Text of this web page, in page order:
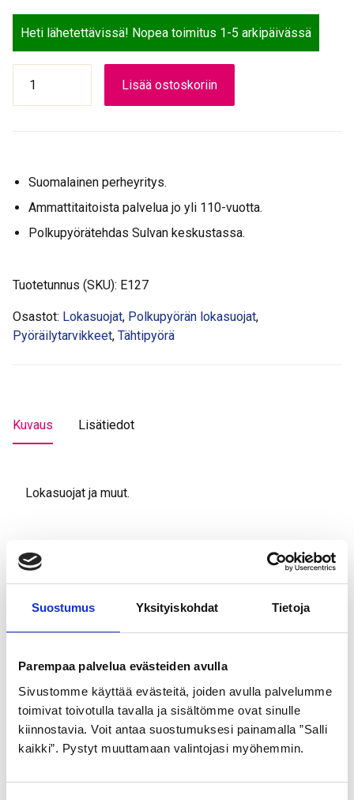
Suostumus Yksityiskohdat Tietoja
Parempaa palvelua evästeiden avulla
Sivustomme käyttää evästeitä, joiden avulla palvelumme
toimivat toivotulla tavalla ja sisältömme ovat sinulle
kiinnostavia. Voit antaa suostumuksesi painamalla ”Salli
kaikki”. Pystyt muuttamaan valintojasi myöhemmin.
Heti lähetettävissä! Nopea toimitus 1-5 arkipäivässä
WAVE
Mud
20-
29"
määrä
Lisää ostoskoriin
Suomalainen perheyritys.
Ammattitaitoista palvelua jo yli 110-vuotta.
Polkupyörätehdas Sulvan keskustassa.
Tuotetunnus (SKU): E127
Osastot: Lokasuojat, Polkupyörän lokasuojat,
Pyöräilytarvikkeet, Tähtipyörä
Kuvaus Lisätiedot
Lokasuojat ja muut.
Tutustu myös